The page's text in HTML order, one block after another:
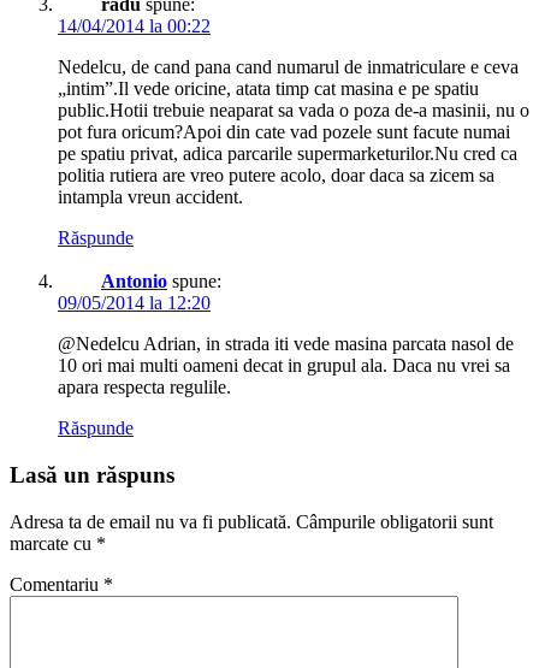
radu spune:
14/04/2014 la 00:22
Nedelcu, de cand pana cand numarul de inmatriculare e ceva
„intim”.Il vede oricine, atata timp cat masina e pe spatiu
public.Hotii trebuie neaparat sa vada o poza de-a masinii, nu o
pot fura oricum?Apoi din cate vad pozele sunt facute numai
pe spatiu privat, adica parcarile supermarketurilor.Nu cred ca
politia rutiera are vreo putere acolo, doar daca sa zicem sa
intampla vreun accident.
Răspunde
Antonio spune:
09/05/2014 la 12:20
@Nedelcu Adrian, in strada iti vede masina parcata nasol de
10 ori mai multi oameni decat in grupul ala. Daca nu vrei sa
apara respecta regulile.
Răspunde
Lasă un răspuns
Adresa ta de email nu va fi publicată. Câmpurile obligatorii sunt
marcate cu *
Comentariu *